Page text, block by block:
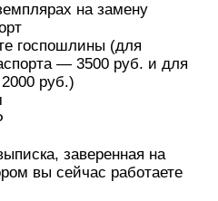
на замену
госпошлины (для
— 3500 руб. и для
руб.)
заверенная на
вы сейчас работаете